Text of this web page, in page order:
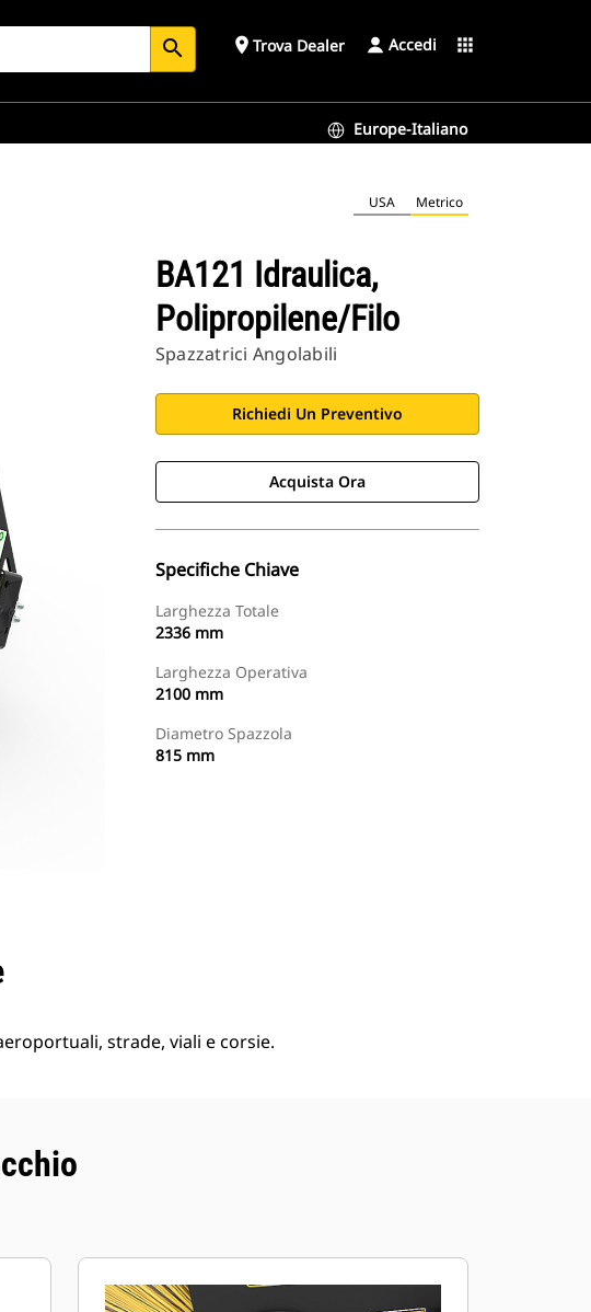
search place Trova Dealer Accedi apps
Europe-Italiano
USA Metrico
BA121 Idraulica,
Polipropilene/filo
Spazzatrici Angolabili
Richiedi Un Preventivo
Acquista Ora
Specifiche Chiave
Larghezza Totale
2336 mm
Larghezza Operativa
2100 mm
Diametro Spazzola
815 mm
strade, viali e corsie.